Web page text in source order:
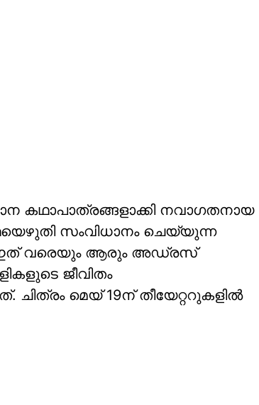
കഥാപാത്രങ്ങളാക്കി നവാഗതനായ
സംവിധാനം ചെയ്യുന്ന
വരെയും ആരും അഡ്രസ്‌
ജീവിതം
ചിത്രം മെയ് 19ന് തീയേറ്ററുകളിൽ